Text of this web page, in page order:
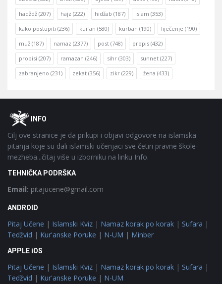
hadždž (207) hajz (222) hidžab (187) islam (353)
kako postupiti (236) kur'an (580) kurban (190) liječenje (190)
muž (187) namaz (2377) post (748) propis (432)
propisi (207) ramazan (246) sihr (303) sunnet (227)
zabranjeno (231) zekat (356) zikr (229) žena (433)
FooterOINFO
Cilj ove stranice je da prikupi i objavi odgovore na islamska
pitanja koje su dali islamski učenjaci sve četiri pravne škole-
mezheba...čitaj više u izborniku na linku Info.
TEHNIČKA PODRŠKA
Email: pitajucene@gmail.com
ANDROID
Pitaj Učene | Islamski Kviz | Namaz korak po korak | Sufara |
Tedžvid | Kur'anske Poruke | N-UM | Minber
APPLE iOS
Pitaj Učene | Islamski Kviz | Namaz korak po korak | Sufara |
Tedžvid | Kur'anske Poruke | N-UM